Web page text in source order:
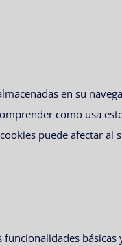
en su
como usa
puede afectar al
básicas